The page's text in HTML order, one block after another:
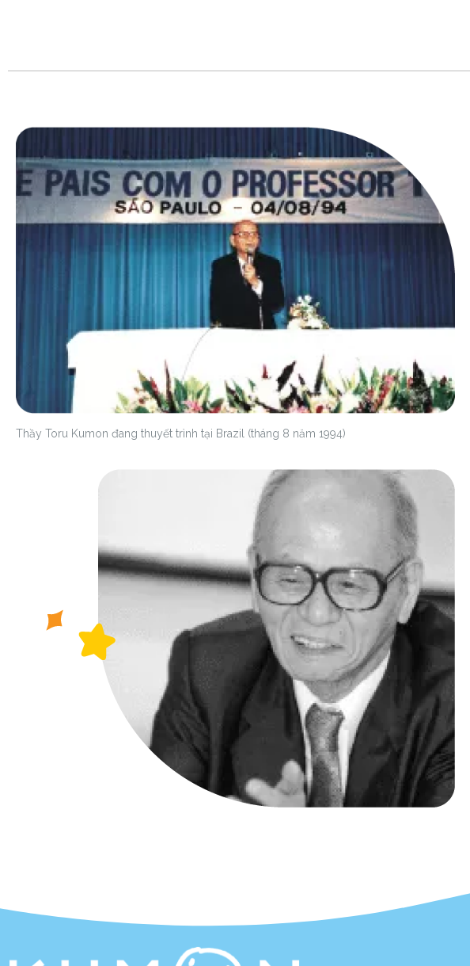
Thầy Toru Kumon đang thuyết trình tại Brazil (tháng 8 năm 1994)